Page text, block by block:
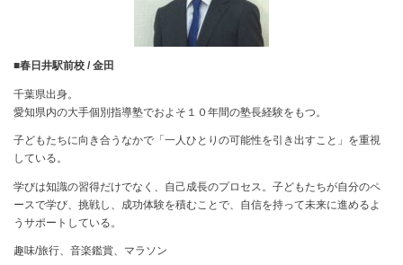
■春日井駅前校 / 金田
千葉県出身。
愛知県内の大手個別指導塾でおよそ１０年間の塾長経験をもつ。
子どもたちに向き合うなかで「一人ひとりの可能性を引き出すこと」を重視
している。
学びは知識の習得だけでなく、自己成長のプロセス。子どもたちが自分のペ
ースで学び、挑戦し、成功体験を積むことで、自信を持って未来に進めるよ
うサポートしている。
趣味/旅行、音楽鑑賞、マラソン